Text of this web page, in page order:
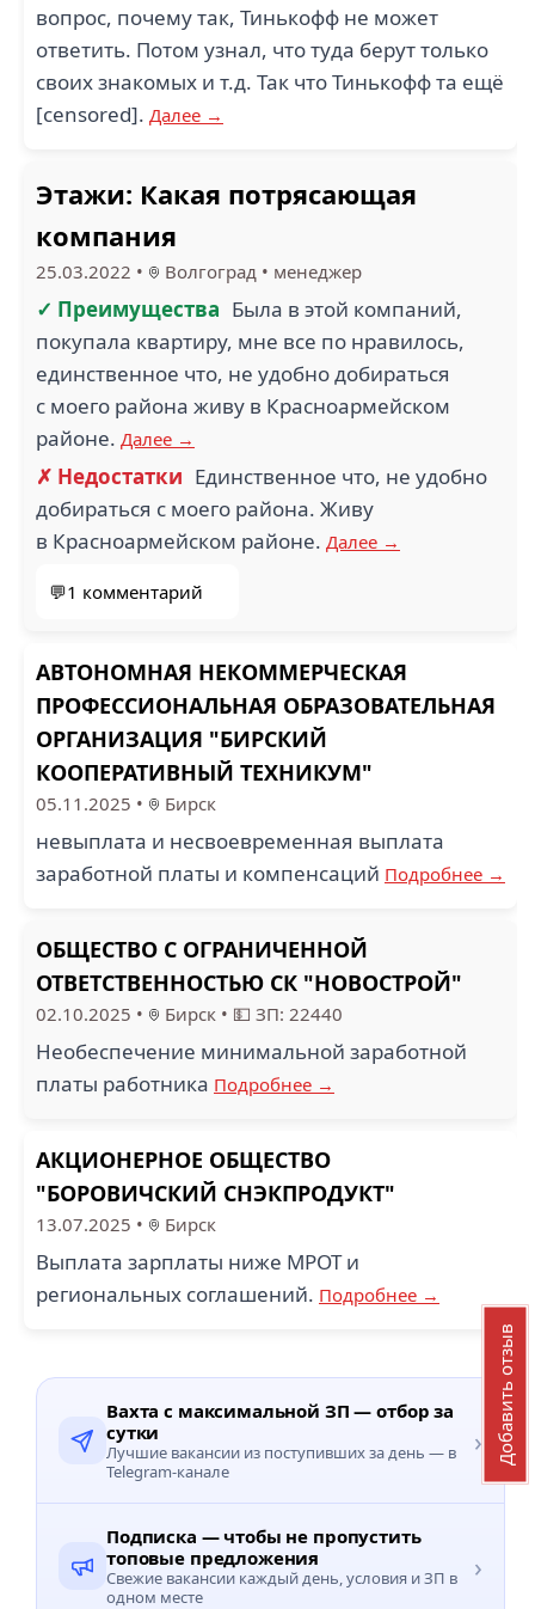
вопрос, почему так, Тинькофф не может
ответить. Потом узнал, что туда берут только
своих знакомых и т.д. Так что Тинькофф та ещё
[censored]. Далее →
Этажи: Какая потрясающая
компания
25.03.2022 • Волгоград • менеджер
✓ Преимущества Была в этой компаний,
покупала квартиру, мне все по нравилось,
единственное что, не удобно добираться
с моего района живу в Красноармейском
районе. Далее →
✗ Недостатки Единственное что, не удобно
добираться с моего района. Живу
в Красноармейском районе. Далее →
💬1 комментарий
АВТОНОМНАЯ НЕКОММЕРЧЕСКАЯ
ПРОФЕССИОНАЛЬНАЯ ОБРАЗОВАТЕЛЬНАЯ
ОРГАНИЗАЦИЯ "БИРСКИЙ
КООПЕРАТИВНЫЙ ТЕХНИКУМ"
05.11.2025 • Бирск
невыплата и несвоевременная выплата
заработной платы и компенсаций Подробнее →
ОБЩЕСТВО С ОГРАНИЧЕННОЙ
ОТВЕТСТВЕННОСТЬЮ СК "НОВОСТРОЙ"
02.10.2025 • Бирск • 💵 ЗП: 22440
Необеспечение минимальной заработной
платы работника Подробнее →
АКЦИОНЕРНОЕ ОБЩЕСТВО
"БОРОВИЧСКИЙ СНЭКПРОДУКТ"
13.07.2025 • Бирск
Выплата зарплаты ниже МРОТ и
региональных соглашений. Подробнее →
Вахта с максимальной ЗП — отбор за
сутки
Лучшие вакансии из поступивших за день — в
Telegram-канале
›
Подписка — чтобы не пропустить
топовые предложения
Свежие вакансии каждый день, условия и ЗП в
одном месте
›
Добавить отзыв